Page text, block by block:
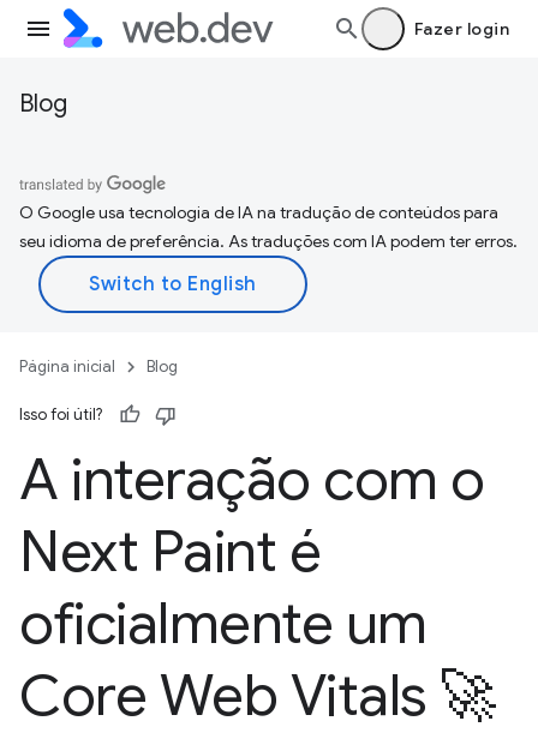
Fazer login
Blog
O Google usa tecnologia de IA na tradução de conteúdos para
seu idioma de preferência. As traduções com IA podem ter erros.
Página inicial Blog
Isso foi útil?
A interação com o
Next Paint é
oficialmente um
Core Web Vitals 🚀